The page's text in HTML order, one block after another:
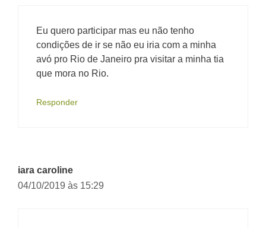
Eu quero participar mas eu não tenho
condições de ir se não eu iria com a minha
avó pro Rio de Janeiro pra visitar a minha tia
que mora no Rio.
Responder
iara caroline
04/10/2019 às 15:29